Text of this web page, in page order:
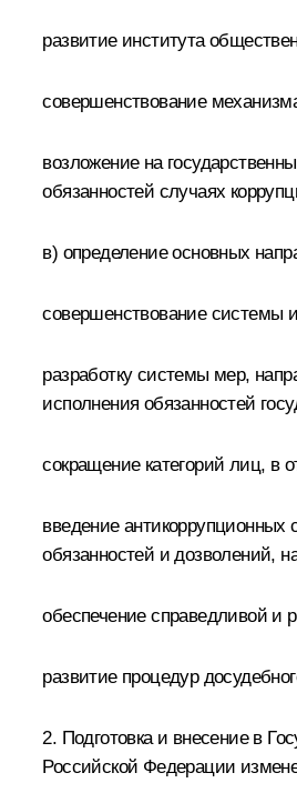
развитие института
совершенствование
возложение на
обязанностей случаях
в) определение основных
совершенствование системы
разработку системы мер,
исполнения обязанностей
сокращение категорий лиц, в
введение антикоррупционных
обязанностей и дозволений,
обеспечение справедливой и
развитие процедур
2. Подготовка и внесение в
Российской Федерации